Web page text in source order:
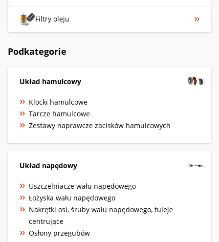
Filtry oleju
Podkategorie
Układ hamulcowy
Klocki hamulcowe
Tarcze hamulcowe
Zestawy naprawcze zacisków hamulcowych
Układ napędowy
Uszczelniacze wału napędowego
Łożyska wału napędowego
Nakrętki osi, śruby wału napędowego, tuleje
centrujące
Osłony przegubów